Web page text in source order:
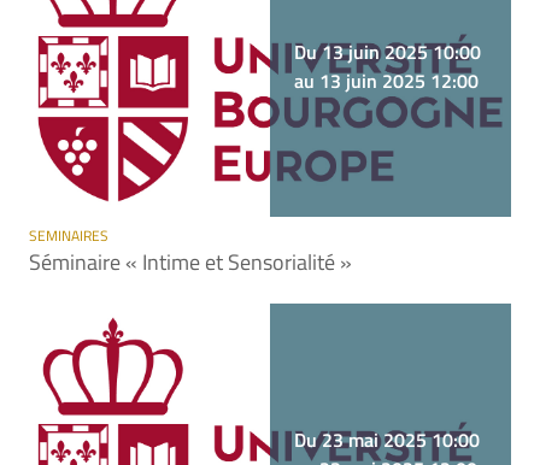
Du 13 juin 2025 10:00
au 13 juin 2025 12:00
SEMINAIRES
Séminaire « Intime et Sensorialité »
Du 23 mai 2025 10:00